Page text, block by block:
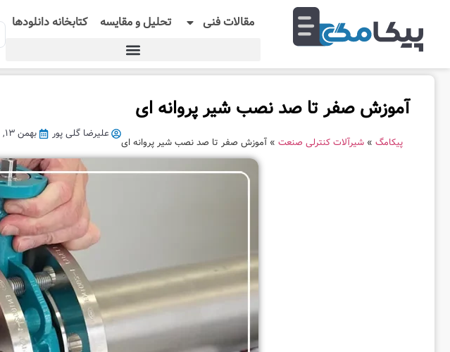
مقالات فنی تحلیل و مقایسه کتابخانه دانلودها
آموزش صفر تا صد نصب شیر پروانه ای
پیکامگ » شیرآلات کنترلی صنعت » آموزش صفر تا صد نصب شیر پروانه ای
علیرضا گلی پور بهمن ۱۳, ۱۴۰۴